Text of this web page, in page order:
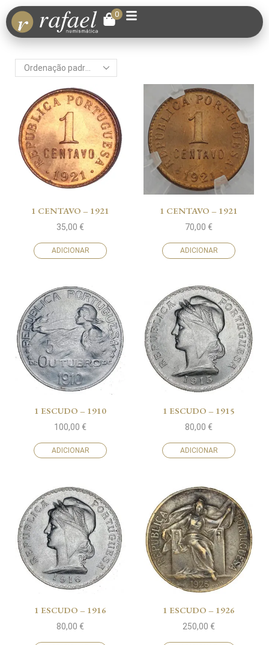
0
1 CENTAVO – 1921
35,00 €
ADICIONAR
1 CENTAVO – 1921
70,00 €
ADICIONAR
1 ESCUDO – 1910
100,00 €
ADICIONAR
1 ESCUDO – 1915
80,00 €
ADICIONAR
1 ESCUDO – 1916
80,00 €
1 ESCUDO – 1926
250,00 €